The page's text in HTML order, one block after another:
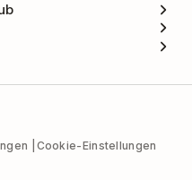
Cookie-Einstellungen